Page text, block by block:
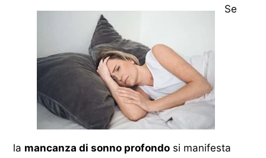
Se
la mancanza di sonno profondo si manifesta